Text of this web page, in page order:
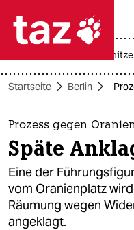
 taz
themen
politik
öko
gesellschaft
hitze
Startseite Berlin
Prozess gegen
Späte
Eine der
vom Oranienplatz
Räumung wegen
angeklagt.